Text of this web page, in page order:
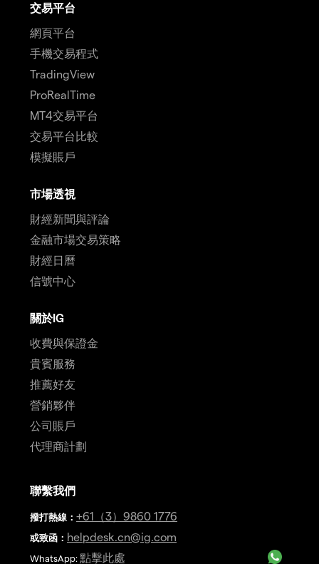
交易平台
網頁平台
手機交易程式
TradingView
ProRealTime
MT4交易平台
交易平台比較
模擬賬戶
市場透視
財經新聞與評論
金融市場交易策略
財經日曆
信號中心
關於IG
收費與保證金
貴賓服務
推薦好友
營銷夥伴
公司賬戶
代理商計劃
聯繫我們
撥打熱線 ： +61（3）9860 1776
或致函： helpdesk.cn@ig.com
WhatsApp: 點擊此處